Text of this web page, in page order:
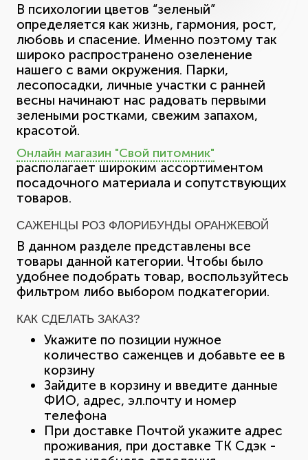
В психологии цветов “зеленый”
определяется как жизнь, гармония, рост,
любовь и спасение. Именно поэтому так
широко распространено озеленение
нашего с вами окружения. Парки,
лесопосадки, личные участки с ранней
весны начинают нас радовать первыми
зелеными ростками, свежим запахом,
красотой.
Онлайн магазин "Свой питомник"
располагает широким ассортиментом
посадочного материала и сопутствующих
товаров.
САЖЕНЦЫ РОЗ ФЛОРИБУНДЫ ОРАНЖЕВОЙ
В данном разделе представлены все
товары данной категории. Чтобы было
удобнее подобрать товар, воспользуйтесь
фильтром либо выбором подкатегории.
КАК СДЕЛАТЬ ЗАКАЗ?
Укажите по позиции нужное
количество саженцев и добавьте ее в
корзину
Зайдите в корзину и введите данные
ФИО, адрес, эл.почту и номер
телефона
При доставке Почтой укажите адрес
проживания, при доставке ТК Сдэк -